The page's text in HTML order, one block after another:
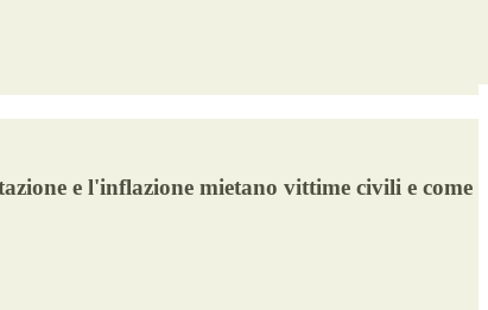
e l'inflazione mietano vittime civili e come